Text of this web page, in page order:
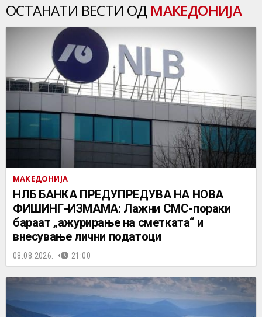
ОСТАНАТИ ВЕСТИ ОД МАКЕДОНИЈА
МАКЕДОНИЈА
НЛБ БАНКА ПРЕДУПРЕДУВА НА НОВА
ФИШИНГ-ИЗМАМА: Лажни СМС-пораки
бараат „ажурирање на сметката“ и
внесување лични податоци
08.08.2026. 21:00